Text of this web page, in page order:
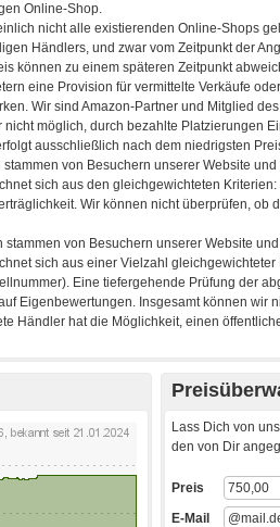
Lass Dich von
den von Dir
Preis
E-Mail